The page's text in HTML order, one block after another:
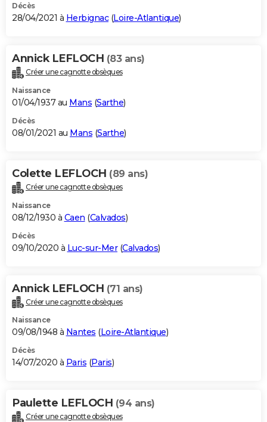
Décès
28/04/2021 à Herbignac(Loire-Atlantique)
Annick LEFLOCH (83 ans)
Créer une cagnotte obsèques
Naissance
01/04/1937 au Mans (Sarthe)
Décès
08/01/2021 au Mans (Sarthe)
Colette LEFLOCH (89 ans)
Créer une cagnotte obsèques
Naissance
08/12/1930 à Caen (Calvados)
Décès
09/10/2020 à Luc-sur-Mer(Calvados)
Annick LEFLOCH (71 ans)
Créer une cagnotte obsèques
Naissance
09/08/1948 à Nantes (Loire-Atlantique)
Décès
14/07/2020 à Paris (Paris)
Paulette LEFLOCH (94 ans)
Créer une cagnotte obsèques